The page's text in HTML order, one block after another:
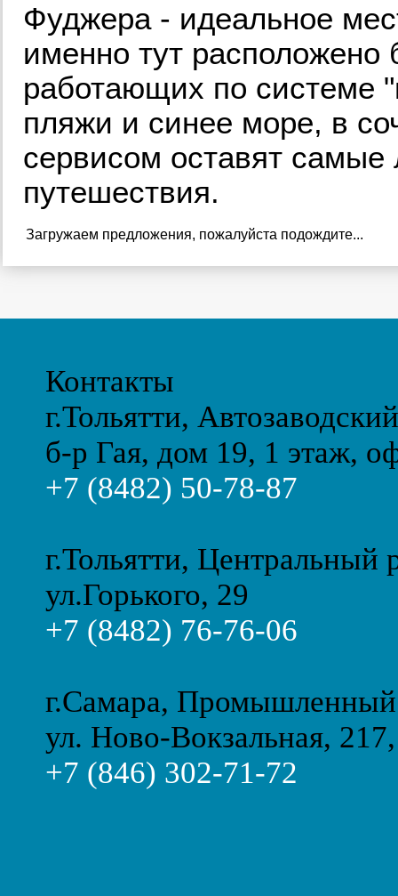
Фуджера - идеальное
именно тут расположено
работающих по системе
пляжи и синее море, в
сервисом оставят самые
путешествия.
Загружаем предложения, пожалуйста подождите...
Контакты
г.Тольятти,
б-р Гая, дом 19, 1 этаж,
+7 (8482) 50-78-87
г.Тольятти, Центральный
ул.Горького, 29
+7 (8482) 76-76-06
г.Самара,
ул. Ново-Вокзальная,
+7 (846) 302-71-72